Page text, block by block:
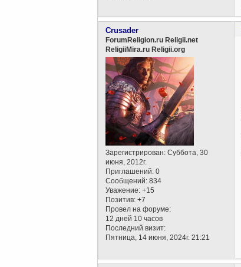
Crusader
ForumReligion.ru Religii.net
ReligiiMira.ru Religii.org
Зарегистрирован: Суббота, 30
июня, 2012г.
Приглашений: 0
Сообщений: 834
Уважение: +15
Позитив: +7
Провел на форуме:
12 дней 10 часов
Последний визит:
Пятница, 14 июня, 2024г. 21:21